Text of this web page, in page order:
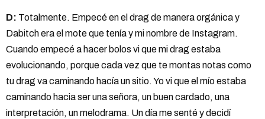
D: Totalmente. Empecé en el drag de manera orgánica y
Dabitch era el mote que tenía y mi nombre de Instagram.
Cuando empecé a hacer bolos vi que mi drag estaba
evolucionando, porque cada vez que te montas notas como
tu drag va caminando hacía un sitio. Yo vi que el mío estaba
caminando hacia ser una señora, un buen cardado, una
interpretación, un melodrama. Un día me senté y decidí